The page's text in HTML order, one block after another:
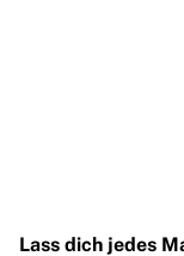
MLSLass dich jedes